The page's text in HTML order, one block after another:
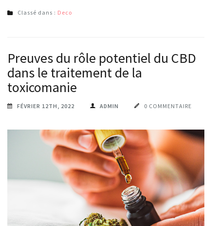
Classé dans : Deco
Preuves du rôle potentiel du CBD
dans le traitement de la
toxicomanie
FÉVRIER 12TH, 2022 ADMIN 0 COMMENTAIRE